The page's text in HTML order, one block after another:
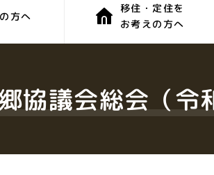
方へ
移住・定住を
お考えの方へ
協議会総会（令